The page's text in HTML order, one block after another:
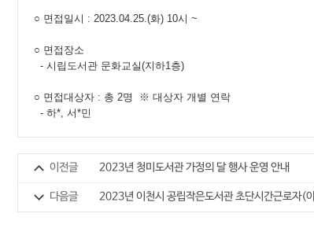
○ 면접일시 : 2023.04.25.(화) 10시 ~
○ 면접장소
- 시립도서관 문화교실(지하1층)
○ 면접대상자 : 총 2명 ※ 대상자 개별 연락
- 하*, 서*민
이전글 2023년 청미도서관 가정의 달 행사 운영 안내
다음글 2023년 이천시 공립작은도서관 초단시간근로자(